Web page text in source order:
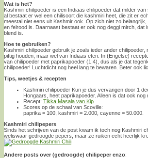
Wat is het?
Kashmiri chilipoeder is een Indiaas chilipoeder dat milder
al bestaat er wel een chilisoort die kashmiri heet, die zit er
meestal niet eens uit Kashmir ook. Op zich niet zo
en felrood is. Daarnaast bestaat er ook nog deggi mirch,
blend is.
Hoe te gebruiken?
Kashmiri chilipoeder gebruik je zoals ieder ander
pittig houden, maar wel van Indiaas eten. In (Engelse)
van chilipoeder met paprikapoeder (1:4), dus als je dat
chilipoeder! Luchtdicht nog heel lang te bewaren. Beter ook
Tips, weetjes & recepten
Kashmiri chilipoeder Kun je dus vervangen door 1
Hongaars, heet paprikapoeder. Alleen is dat ook
Recept: Tikka Masala van Kip
Scores op de schaal van Scoville:
paprika = 100, kashmiri = 2.000, cayenne = 50.000.
Kashmiri chilipepers
Sinds het schrijven van de post kwam ik toch nog Kashmiri
weliswaar gedroogde pepers, maar ze ruiken echt heerlijk
Andere posts over (gedroogde) chilipeper enzo: